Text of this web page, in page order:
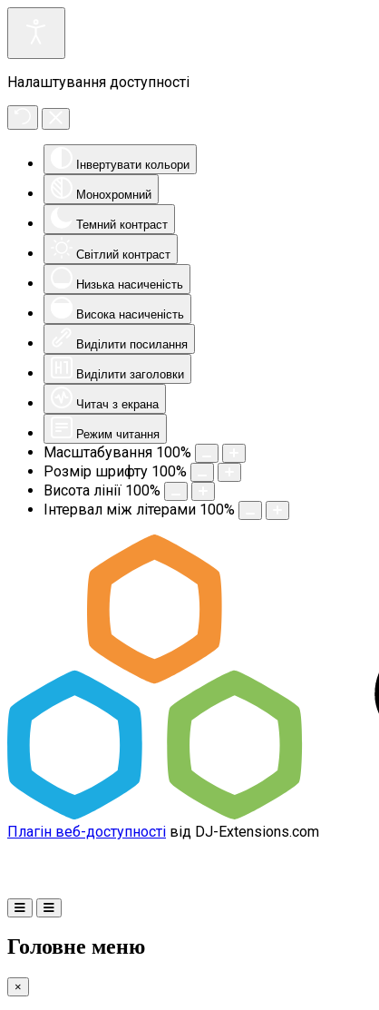
Налаштування доступності
Інвертувати кольори
Монохромний
Темний контраст
Світлий контраст
Низька насиченість
Висока насиченість
Виділити посилання
Виділити заголовки
Читач з екрана
Режим читання
Масштабування 100%
Розмір шрифту 100%
Висота лінії 100%
Інтервал між літерами 100%
Плагін веб-доступності від DJ-Extensions.com
Головне меню
×